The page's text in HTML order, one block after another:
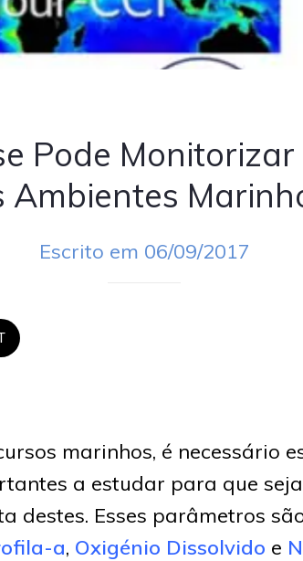
Pode
Ambientes
Escrito em 06/09/2017
marinhos, é necessário
a estudar para que
destes. Esses parâmetros
a, Oxigénio Dissolvido e